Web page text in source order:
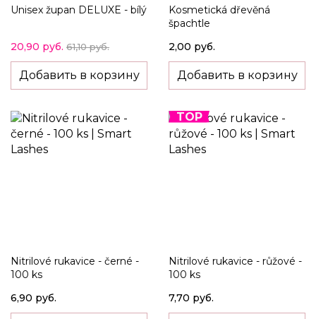
Unisex župan DELUXE - bílý
20,90 руб. 61,10 руб.
Добавить в корзину
Kosmetická dřevěná
špachtle
2,00 руб.
Добавить в корзину
Nitrilové rukavice - černé -
100 ks
6,90 руб.
TOP
Nitrilové rukavice - růžové -
100 ks
7,70 руб.